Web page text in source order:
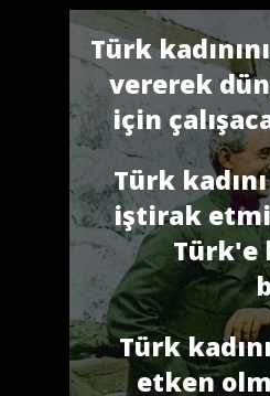
Türk
vererek
için
Türk
iştirak
Türk'e
Türk
etken